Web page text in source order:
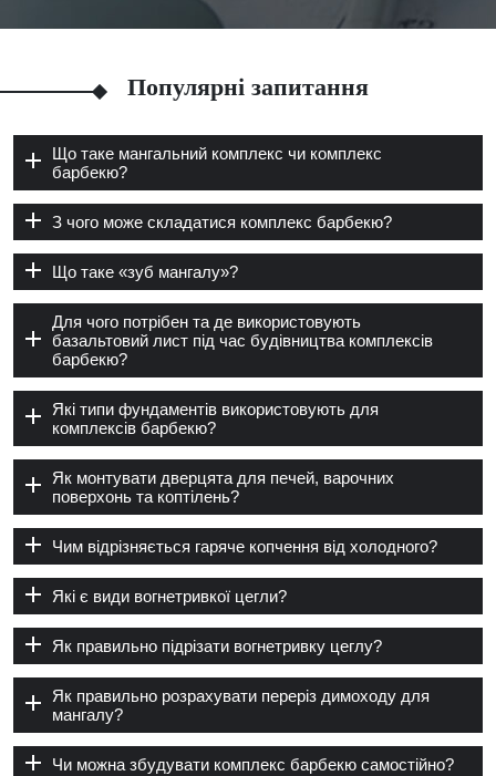
Популярні запитання
Що таке мангальний комплекс чи комплекс
барбекю?
З чого може складатися комплекс барбекю?
Що таке «зуб мангалу»?
Для чого потрібен та де використовують
базальтовий лист під час будівництва комплексів
барбекю?
Які типи фундаментів використовують для
комплексів барбекю?
Як монтувати дверцята для печей, варочних
поверхонь та коптілень?
Чим відрізняється гаряче копчення від холодного?
Які є види вогнетривкої цегли?
Як правильно підрізати вогнетривку цеглу?
Як правильно розрахувати переріз димоходу для
мангалу?
Чи можна збудувати комплекс барбекю самостійно?